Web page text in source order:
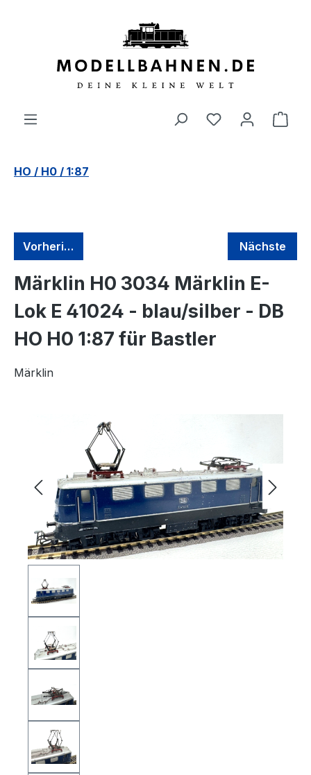
HO / H0 / 1:87
Vorherige Nächste
Märklin H0 3034 Märklin E-
Lok E 41024 - blau/silber - DB
HO H0 1:87 für Bastler
Märklin